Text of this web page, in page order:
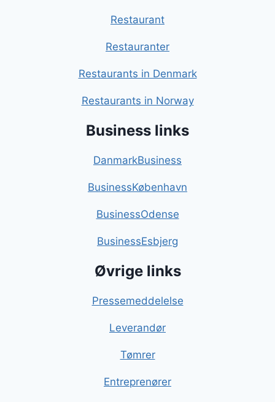
Restaurant
Restauranter
Restaurants in Denmark
Restaurants in Norway
Business links
DanmarkBusiness
BusinessKøbenhavn
BusinessOdense
BusinessEsbjerg
Øvrige links
Pressemeddelelse
Leverandør
Tømrer
Entreprenører